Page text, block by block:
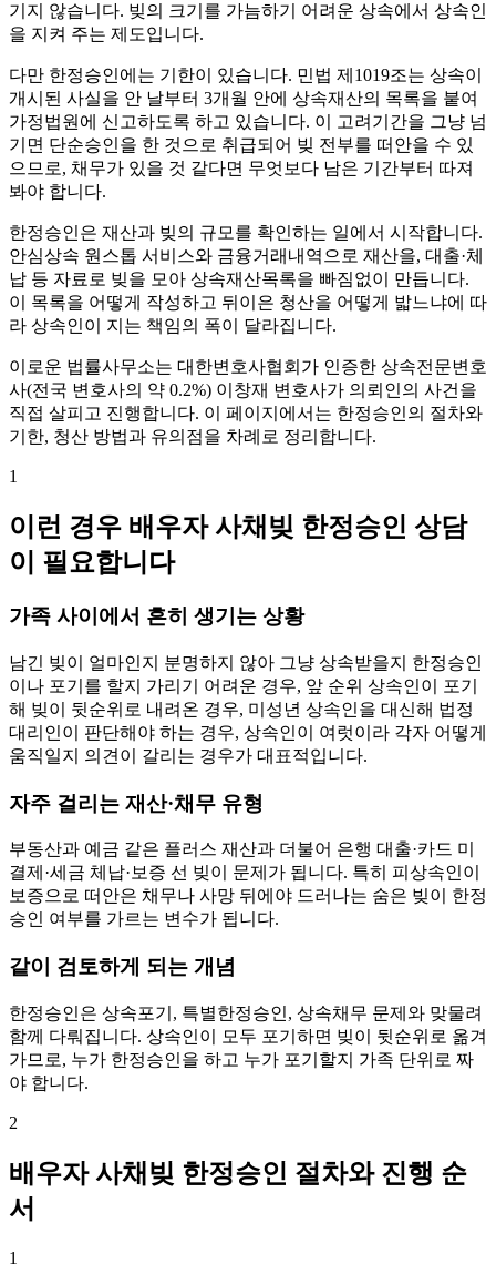
기지 않습니다. 빚의 크기를 가늠하기 어려운 상속에서 상속인
을 지켜 주는 제도입니다.
다만 한정승인에는 기한이 있습니다. 민법 제1019조는 상속이
개시된 사실을 안 날부터 3개월 안에 상속재산의 목록을 붙여
가정법원에 신고하도록 하고 있습니다. 이 고려기간을 그냥 넘
기면 단순승인을 한 것으로 취급되어 빚 전부를 떠안을 수 있
으므로, 채무가 있을 것 같다면 무엇보다 남은 기간부터 따져
봐야 합니다.
한정승인은 재산과 빚의 규모를 확인하는 일에서 시작합니다.
안심상속 원스톱 서비스와 금융거래내역으로 재산을, 대출·체
납 등 자료로 빚을 모아 상속재산목록을 빠짐없이 만듭니다.
이 목록을 어떻게 작성하고 뒤이은 청산을 어떻게 밟느냐에 따
라 상속인이 지는 책임의 폭이 달라집니다.
이로운 법률사무소는 대한변호사협회가 인증한 상속전문변호
사(전국 변호사의 약 0.2%) 이창재 변호사가 의뢰인의 사건을
직접 살피고 진행합니다. 이 페이지에서는 한정승인의 절차와
기한, 청산 방법과 유의점을 차례로 정리합니다.
1
이런 경우 배우자 사채빚 한정승인 상담
이 필요합니다
가족 사이에서 흔히 생기는 상황
남긴 빚이 얼마인지 분명하지 않아 그냥 상속받을지 한정승인
이나 포기를 할지 가리기 어려운 경우, 앞 순위 상속인이 포기
해 빚이 뒷순위로 내려온 경우, 미성년 상속인을 대신해 법정
대리인이 판단해야 하는 경우, 상속인이 여럿이라 각자 어떻게
움직일지 의견이 갈리는 경우가 대표적입니다.
자주 걸리는 재산·채무 유형
부동산과 예금 같은 플러스 재산과 더불어 은행 대출·카드 미
결제·세금 체납·보증 선 빚이 문제가 됩니다. 특히 피상속인이
보증으로 떠안은 채무나 사망 뒤에야 드러나는 숨은 빚이 한정
승인 여부를 가르는 변수가 됩니다.
같이 검토하게 되는 개념
한정승인은 상속포기, 특별한정승인, 상속채무 문제와 맞물려
함께 다뤄집니다. 상속인이 모두 포기하면 빚이 뒷순위로 옮겨
가므로, 누가 한정승인을 하고 누가 포기할지 가족 단위로 짜
야 합니다.
2
배우자 사채빚 한정승인 절차와 진행 순
서
1